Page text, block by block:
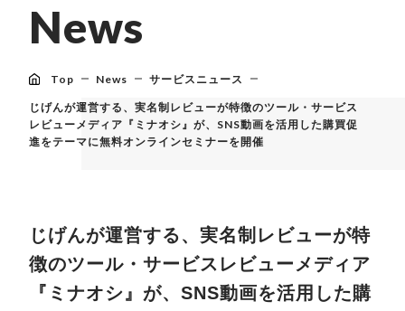
News
Top News サービスニュース
じげんが運営する、実名制レビューが特徴のツール・サービス
レビューメディア『ミナオシ』が、SNS動画を活用した購買促
進をテーマに無料オンラインセミナーを開催
じげんが運営する、実名制レビューが特
徴のツール・サービスレビューメディア
『ミナオシ』が、SNS動画を活用した購